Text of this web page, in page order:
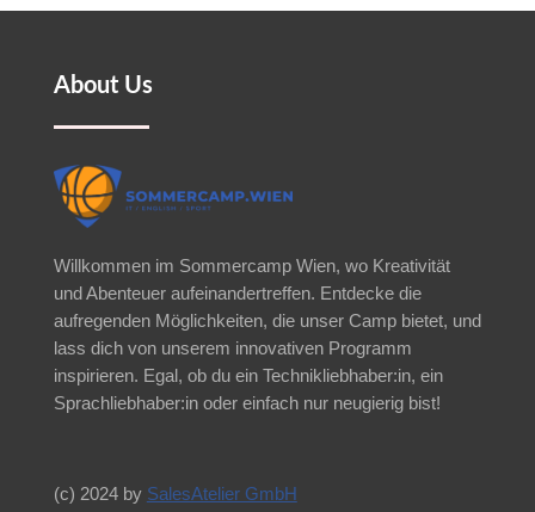
About Us
Willkommen im Sommercamp Wien, wo Kreativität
und Abenteuer aufeinandertreffen. Entdecke die
aufregenden Möglichkeiten, die unser Camp bietet, und
lass dich von unserem innovativen Programm
inspirieren. Egal, ob du ein Technikliebhaber:in, ein
Sprachliebhaber:in oder einfach nur neugierig bist!
(c) 2024 by SalesAtelier GmbH